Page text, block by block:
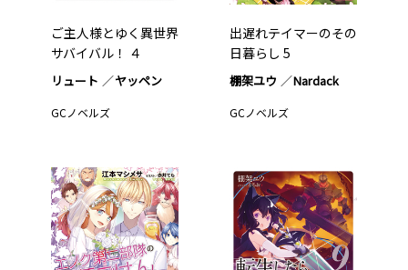
ご主人様とゆく異世界
サバイバル！ ４
リュート ヤッペン
GCノベルズ
出遅れテイマーのその
日暮らし 5
棚架ユウ Nardack
GCノベルズ